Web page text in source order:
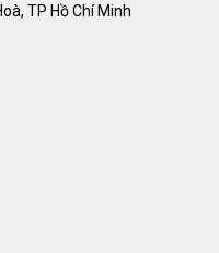
TP Hồ Chí Minh